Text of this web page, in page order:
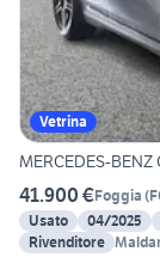
Vetrina
MERCEDES-
41.900 €Foggia (
Usato
04/2025
Rivenditore